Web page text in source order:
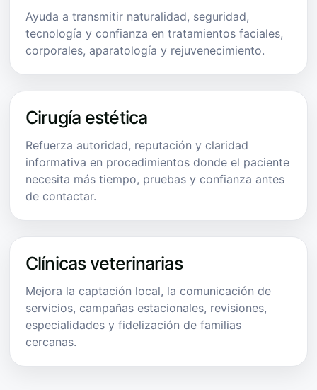
Ayuda a transmitir naturalidad, seguridad,
tecnología y confianza en tratamientos faciales,
corporales, aparatología y rejuvenecimiento.
Cirugía estética
Refuerza autoridad, reputación y claridad
informativa en procedimientos donde el paciente
necesita más tiempo, pruebas y confianza antes
de contactar.
Clínicas veterinarias
Mejora la captación local, la comunicación de
servicios, campañas estacionales, revisiones,
especialidades y fidelización de familias
cercanas.